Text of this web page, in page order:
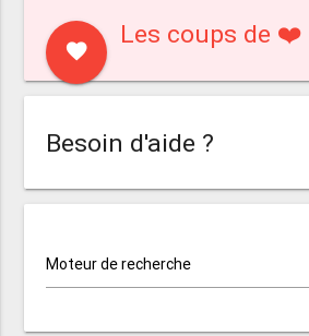
favorite
Les coups de ❤️
Besoin d'aide ?
Moteur de recherche